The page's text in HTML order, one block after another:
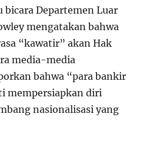
bicara Departemen Luar
mengatakan bahwa
“kawatir” akan Hak
media-media
bahwa “para bankir
mempersiapkan diri
nasionalisasi yang